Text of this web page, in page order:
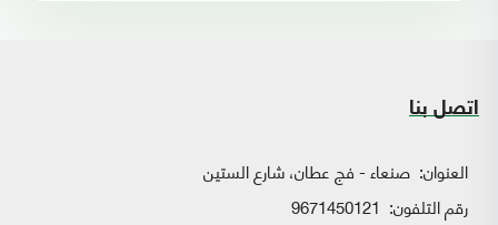
اتصل بنا
العنوان: صنعاء - فج عطان، شارع الستين
رقم التلفون: 9671450121